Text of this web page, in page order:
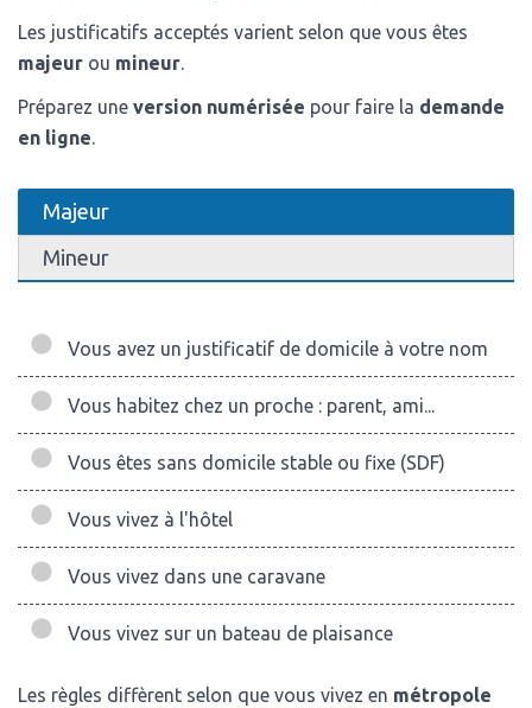
Les justificatifs acceptés varient selon que vous êtes
majeur ou mineur.
Préparez une version numérisée pour faire la demande
en ligne.
Majeur
Mineur
Vous avez un justificatif de domicile à votre nom
Vous habitez chez un proche : parent, ami...
Vous êtes sans domicile stable ou fixe (SDF)
Vous vivez à l'hôtel
Vous vivez dans une caravane
Vous vivez sur un bateau de plaisance
Les règles diffèrent selon que vous vivez en métropole